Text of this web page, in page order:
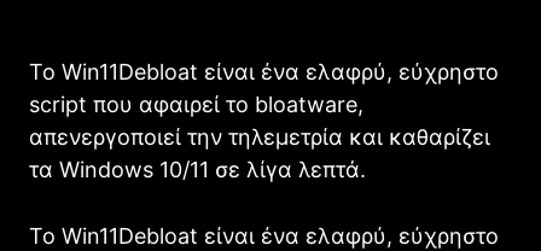
Το Win11Debloat είναι ένα ελαφρύ, εύχρηστο
script που αφαιρεί το bloatware,
απενεργοποιεί την τηλεμετρία και καθαρίζει
τα Windows 10/11 σε λίγα λεπτά.
Το Win11Debloat είναι ένα ελαφρύ, εύχρηστο